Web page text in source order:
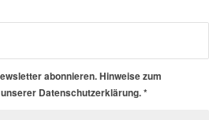
abonnieren. Hinweise zum
Datenschutzerklärung.*